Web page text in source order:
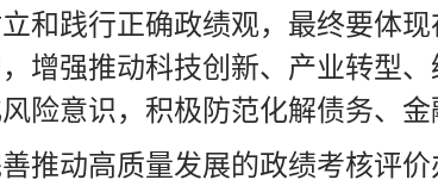
和践行正确政绩观，最终要体
增强推动科技创新、产业转型
险意识，积极防范化解债务、金
推动高质量发展的政绩考核评